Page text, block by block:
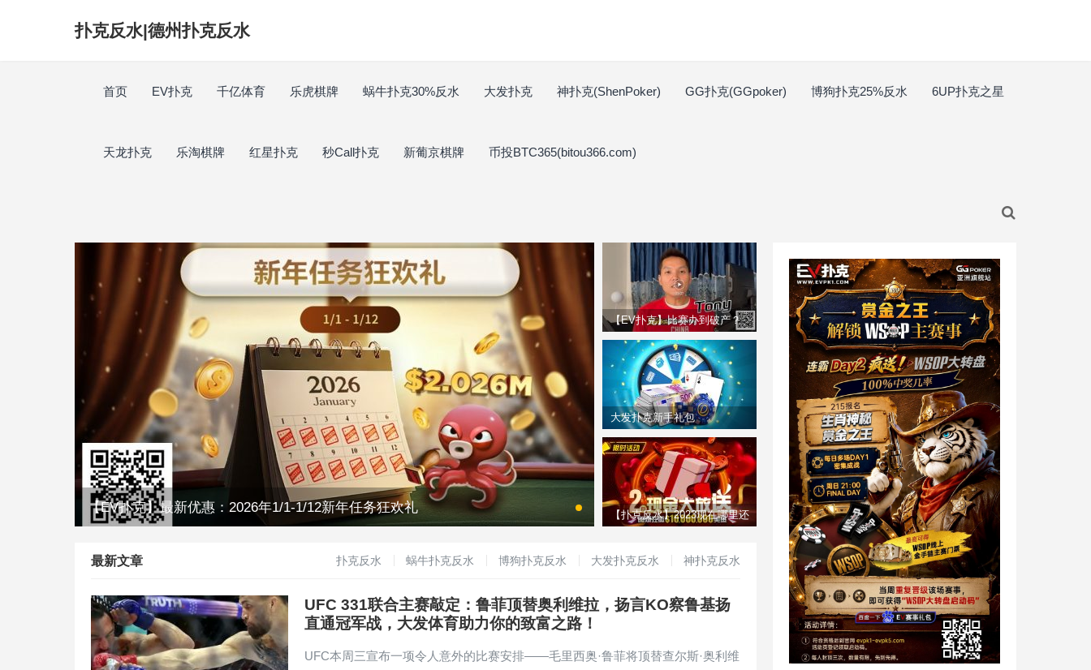
扑克反水|德州扑克反水
首页 EV扑克 千亿体育 乐虎棋牌 蜗牛扑克30%反水 大发扑克 神扑克(ShenPoker) GG扑克(GGpoker) 博狗扑克25%反水 6UP扑克之星
天龙扑克 乐淘棋牌 红星扑克 秒Call扑克 新葡京棋牌 币投BTC365(bitou366.com)
【EV扑克】最新优惠：2026年1/1-1/12新年任务狂欢礼
【EV扑克】比赛办到破产？
扑克圈著名Overlay事件，
Hustler竟直接赖账不搞了！
大发扑克新手礼包
【扑克反水】2023现在哪里还
最新文章 扑克反水 蜗牛扑克反水 博狗扑克反水 大发扑克反水 神扑克反水
UFC 331联合主赛敲定：鲁菲顶替奥利维拉，扬言KO察鲁基扬
直通冠军战，大发体育助力你的致富之路！
UFC本周三宣布一项令人意外的比赛安排——毛里西奥·鲁菲将顶替查尔斯·奥利维